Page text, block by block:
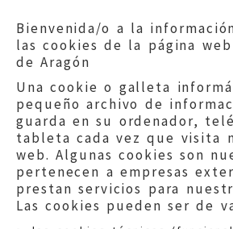
Bienvenida/o a la
las cookies de la página
de Aragón
Una cookie o galleta
pequeño archivo de
guarda en su ordenador,
tableta cada vez que visita
web. Algunas cookies son
pertenecen a empresas
prestan servicios para
Las cookies pueden ser de